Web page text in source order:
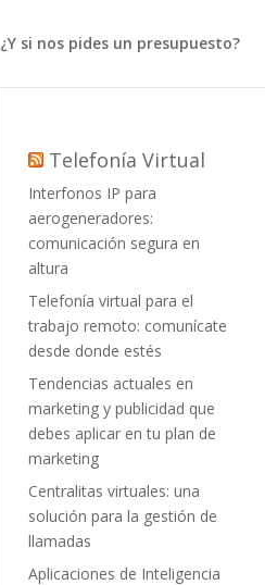
¿Y si nos pides un presupuesto?
Telefonía Virtual
Interfonos IP para
aerogeneradores:
comunicación segura en
altura
Telefonía virtual para el
trabajo remoto: comunícate
desde donde estés
Tendencias actuales en
marketing y publicidad que
debes aplicar en tu plan de
marketing
Centralitas virtuales: una
solución para la gestión de
llamadas
Aplicaciones de Inteligencia